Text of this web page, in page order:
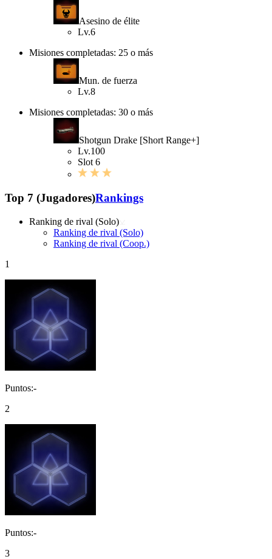
Asesino de élite
Lv.6
Misiones completadas: 25 o más
Mun. de fuerza
Lv.8
Misiones completadas: 30 o más
Shotgun Drake [Short Range+]
Lv.100
Slot 6
Top 7 (Jugadores)Rankings
Ranking de rival (Solo)
Ranking de rival (Solo)
Ranking de rival (Coop.)
1
Puntos:-
2
Puntos:-
3